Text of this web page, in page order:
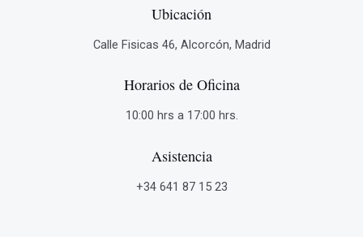
Ubicación
Calle Fisicas 46, Alcorcón, Madrid
Horarios de Oficina
10:00 hrs a 17:00 hrs.
Asistencia
+34 641 87 15 23